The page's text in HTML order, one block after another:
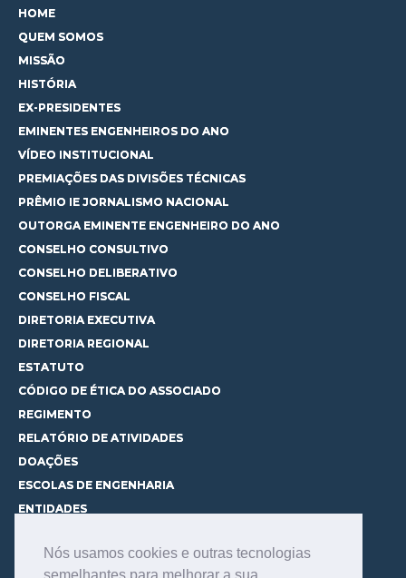
Nós usamos cookies e outras tecnologias
semelhantes para melhorar a sua
HOME
QUEM SOMOS
MISSÃO
HISTÓRIA
EX-PRESIDENTES
EMINENTES ENGENHEIROS DO ANO
VÍDEO INSTITUCIONAL
PREMIAÇÕES DAS DIVISÕES TÉCNICAS
PRÊMIO IE JORNALISMO NACIONAL
OUTORGA EMINENTE ENGENHEIRO DO ANO
CONSELHO CONSULTIVO
CONSELHO DELIBERATIVO
CONSELHO FISCAL
DIRETORIA EXECUTIVA
DIRETORIA REGIONAL
ESTATUTO
CÓDIGO DE ÉTICA DO ASSOCIADO
REGIMENTO
RELATÓRIO DE ATIVIDADES
DOAÇÕES
ESCOLAS DE ENGENHARIA
ENTIDADES
CURSOS